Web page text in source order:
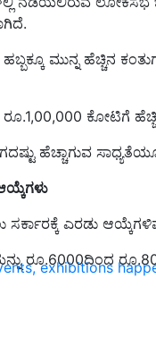
exhibitions
.
ಹಬ್ಬಕ್ಕೂ ಮುನ್ನ ಹೆಚ್ಚಿನ
1,00,000 ಕೋಟಿಗೆ
ಹೆಚ್ಚಾಗುವ ಸಾಧ್ಯತೆಯೂ
ಎರಡು
ರೂ.6000ದಿಂದ ರೂ.